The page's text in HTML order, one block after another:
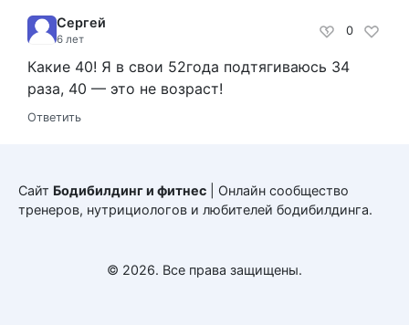
Сергей
6 лет
0
Какие 40! Я в свои 52года подтягиваюсь 34
раза, 40 — это не возраст!
Ответить
Сайт Бодибилдинг и фитнес | Онлайн сообщество
тренеров, нутрициологов и любителей бодибилдинга.
© 2026. Все права защищены.